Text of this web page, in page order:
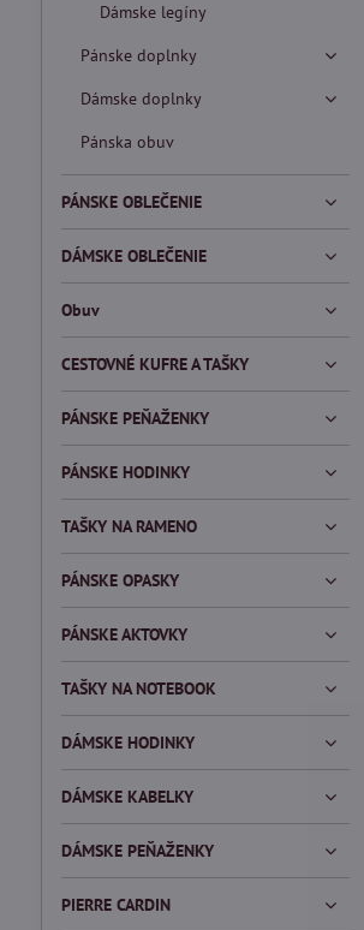
Dámske legíny
Pánske doplnky
Dámske doplnky
Pánska obuv
PÁNSKE OBLEČENIE
DÁMSKE OBLEČENIE
Obuv
CESTOVNÉ KUFRE A TAŠKY
PÁNSKE PEŇAŽENKY
PÁNSKE HODINKY
TAŠKY NA RAMENO
PÁNSKE OPASKY
PÁNSKE AKTOVKY
TAŠKY NA NOTEBOOK
DÁMSKE HODINKY
DÁMSKE KABELKY
DÁMSKE PEŇAŽENKY
PIERRE CARDIN